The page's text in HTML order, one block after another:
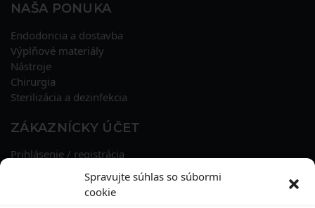
Spravujte súhlas so súbormi
cookie
NAŠA PONUKA
Endodoncia a dostavba
Výplňové materiály
Nástroje
Chirurgia
Sterilizácia a dezinfekcia
ZÁKAZNÍCKY ÚČET
Prihlásenie / registrácia